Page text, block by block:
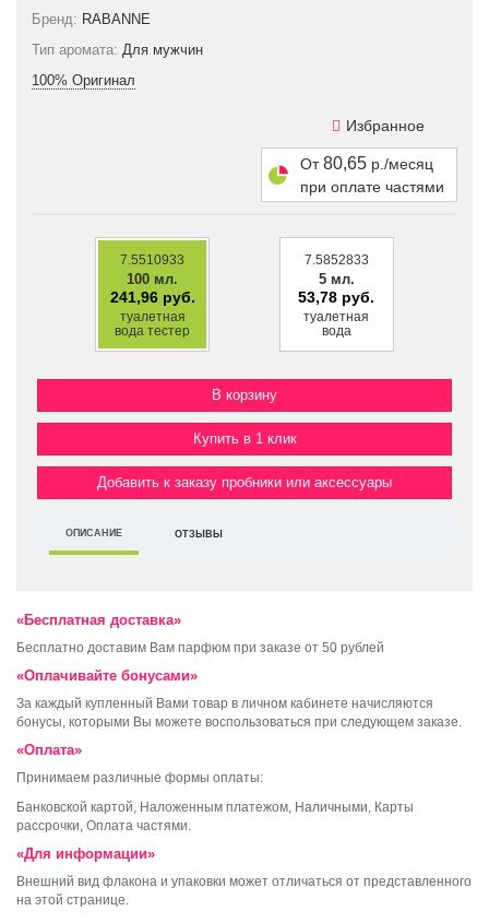
Бренд: RABANNE
Тип аромата: Для мужчин
100% Оригинал
Избранное
От80,65 р./месяц
при оплате частями
7.5510933
100 мл.
241,96 руб.
туалетная
вода тестер
7.5852833
5 мл.
53,78 руб.
туалетная
вода
Купить в 1 клик
Добавить к заказу пробники или аксессуары
ОПИСАНИЕ ОТЗЫВЫ
«Бесплатная доставка»
Бесплатно доставим Вам парфюм при заказе от 50 рублей
«Оплачивайте бонусами»
За каждый купленный Вами товар в личном кабинете начисляются
бонусы, которыми Вы можете воспользоваться при следующем заказе.
«Оплата»
Принимаем различные формы оплаты:
Банковской картой, Наложенным платежом, Наличными, Карты
рассрочки, Оплата частями.
«Для информации»
Внешний вид флакона и упаковки может отличаться от представленного
на этой странице.